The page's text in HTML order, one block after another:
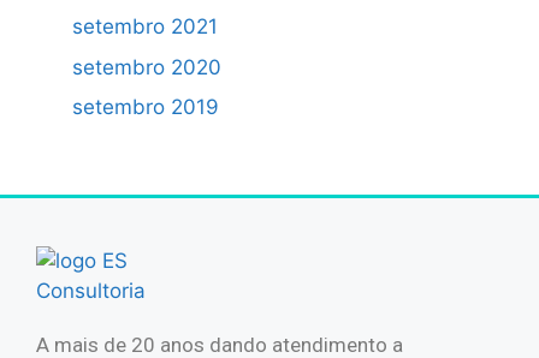
setembro 2021
setembro 2020
setembro 2019
A mais de 20 anos dando atendimento a